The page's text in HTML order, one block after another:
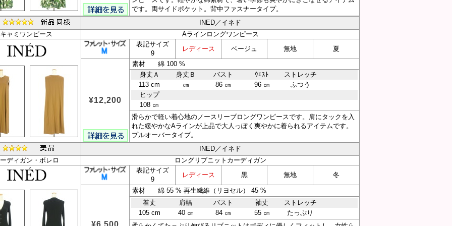
です。両サイドポケット。背中ファスナータイプ。
INED／イネド
キャミワンピース
Aラインロングワンピース
表記サイズ
9
レディース ベージュ 無地 夏
¥12,200
素材 綿 100 %
身丈Ａ
身丈Ｂ バスト ｳｴｽﾄ
ストレッチ
113 cm
㎝ 86 ㎝ 96 ㎝
ふつう
ヒップ
108 ㎝
滑らかで軽い着心地のノースリーブロングワンピースです。肩にタックを入
れた緩やかなAラインが上品で大人っぽく爽やかに着られるアイテムです。
プルオーバータイプ。
INED／イネド
ディガン・ボレロ
ロングリブニットカーディガン
表記サイズ
9
レディース 黒 無地 冬
¥6,500
素材 綿 55 % 再生繊維（リヨセル） 45 %
着丈
肩幅 バスト 袖丈
ストレッチ
105 cm
40 ㎝ 84 ㎝ 55 ㎝
たっぷり